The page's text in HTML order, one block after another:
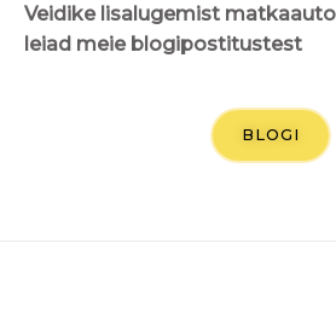
Veidike lisalugemist
leiad meie blogipostitustest
BLOGI